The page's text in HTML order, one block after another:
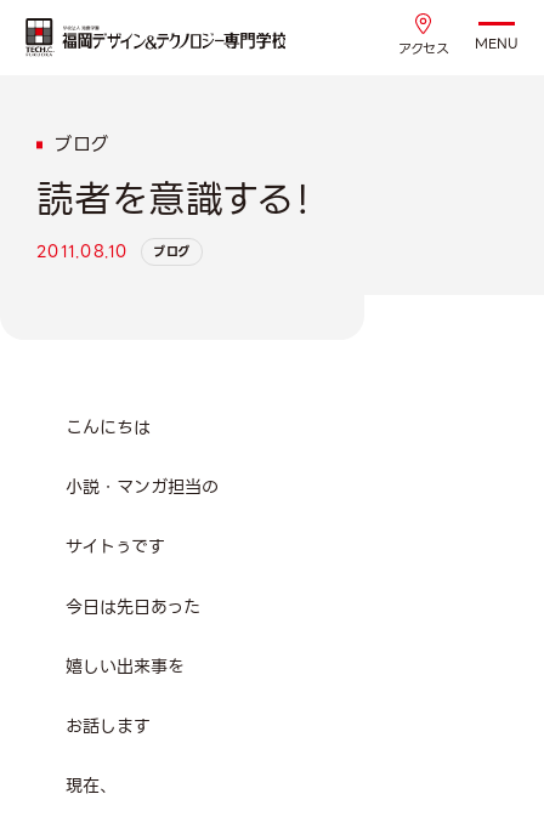
アクセス MENU
ブログ
読者を意識する！
2011.08.10 ブログ
こんにちは
小説・マンガ担当の
サイトぅです
今日は先日あった
嬉しい出来事を
お話します
現在、